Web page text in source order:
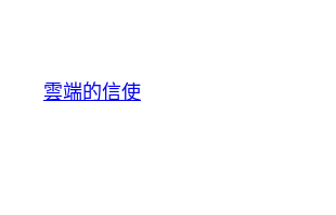
雲端的信使